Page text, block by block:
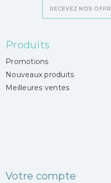
Produits
Promotions
Nouveaux produits
Meilleures ventes
Votre compte